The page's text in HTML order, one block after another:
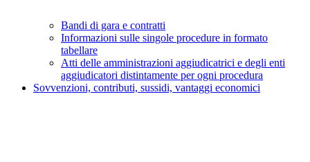
Bandi di gara e contratti
Informazioni sulle singole procedure in formato
tabellare
Atti delle amministrazioni aggiudicatrici e degli enti
aggiudicatori distintamente per ogni procedura
Sovvenzioni, contributi, sussidi, vantaggi economici